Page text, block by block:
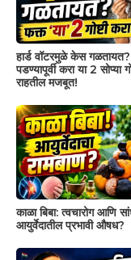
हार्ड वॉटरमुळे केस
पडण्यापूर्वी करा या 2 सोप्या
राहतील मजबूत!
काळा बिबा: त्वचारोग आणि
आयुर्वेदातील प्रभावी औषध?